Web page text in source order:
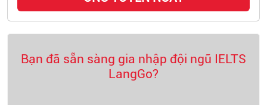
Bạn đã sẵn sàng gia nhập đội ngũ IELTS
LangGo?